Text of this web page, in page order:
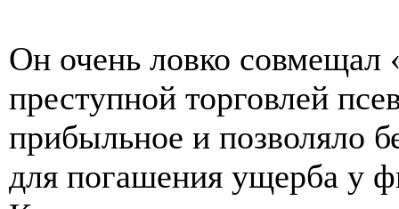
Он очень ловко совмещал
преступной торговлей
прибыльное и позволяло
для погашения ущерба у